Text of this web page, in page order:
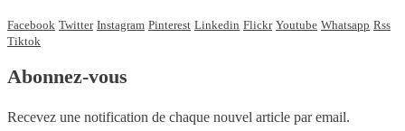
Facebook Twitter Instagram Pinterest Linkedin Flickr Youtube Whatsapp Rss
Tiktok
Abonnez-vous
Recevez une notification de chaque nouvel article par email.